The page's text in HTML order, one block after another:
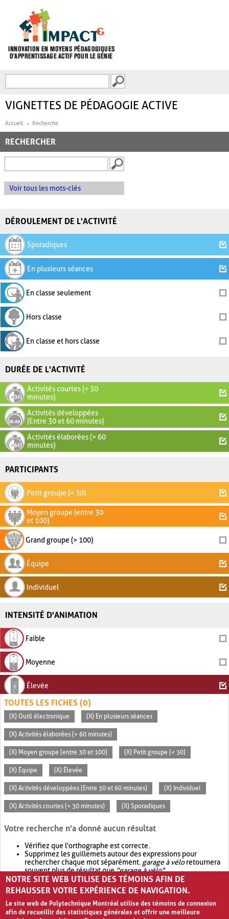
FORMULAIRE DE
VIGNETTES DE PÉDAGOGIE ACTIVE
Accueil Recherche
RECHERCHER
Voir tous les mots-clés
DÉROULEMENT DE L'ACTIVITÉ
Sporadiques
En plusieurs séances
En classe seulement
Hors classe
En classe et hors classe
DURÉE DE L'ACTIVITÉ
Activités courtes (< 30
minutes)
Activités développées
(Entre 30 et 60 minutes)
Activités élaborées (> 60
minutes)
PARTICIPANTS
Petit groupe (< 30)
Moyen groupe (entre 30
et 100)
Grand groupe (> 100)
Équipe
Individuel
INTENSITÉ D'ANIMATION
Faible
Moyenne
Élevée
TOUTES LES FICHES (0)
(X) Outil électronique (X) En plusieurs séances
(X) Activités élaborées (> 60 minutes)
(X) Moyen groupe (entre 30 et 100) (X) Petit groupe (< 30)
(X) Équipe (X) Élevée
(X) Activités développées (Entre 30 et 60 minutes) (X) Individuel
(X) Activités courtes (< 30 minutes) (X) Sporadiques
Votre recherche n'a donné aucun résultat
Vérifiez que l'orthographe est correcte.
Supprimez les guillemets autour des expressions pour
rechercher chaque mot séparément. garage à véloretournera
souvent plus de résultat que"garage à vélo".
Envisagez d'élargir votre recherche avec OR.garage OR vélo
retournera souvent plus de résultat quegarage à vélo
NOTRE SITE WEB UTILISE DES TÉMOINS AFIN DE
REHAUSSER VOTRE EXPÉRIENCE DE NAVIGATION.
Le site web de Polytechnique Montréal utilise des témoins de connexion
afin de recueillir des statistiques générales et offrir une meilleure